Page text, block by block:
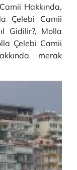
Hakkında,
Çelebi Camii
Gidilir?, Molla
Çelebi Camii
merak